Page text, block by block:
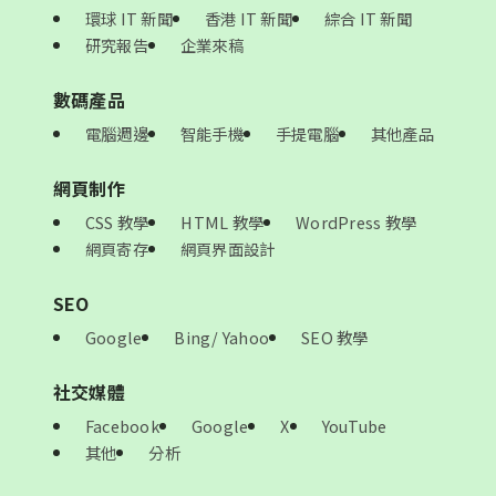
環球 IT 新聞 香港 IT 新聞
綜合 IT 新聞
研究報告
企業來稿
數碼產品
電腦週邊 智能手機 手提電腦 其他產品
網頁制作
CSS 教學 HTML 教學
WordPress 教學
網頁寄存
網頁界面設計
SEO
Google Bing/ Yahoo SEO 教學
社交媒體
Facebook Google X
YouTube
其他
分析